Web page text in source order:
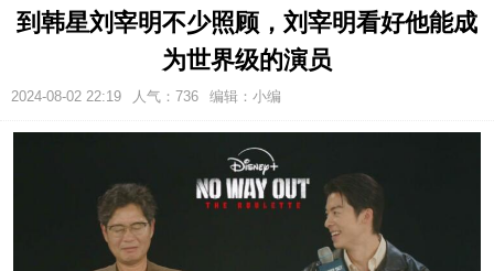
到韩星刘宰明不少照顾，刘宰明看好他能成
为世界级的演员
2024-08-02 22:19 人气： 736 编辑：小编